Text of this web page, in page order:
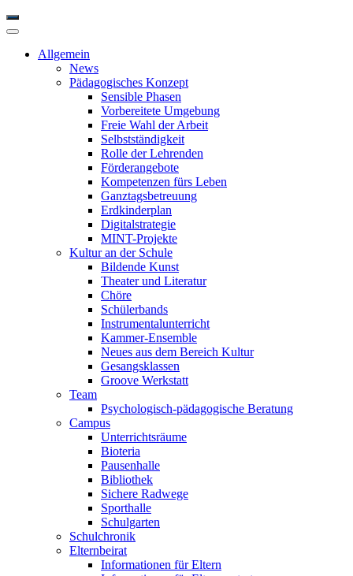
Allgemein
News
Pädagogisches Konzept
Sensible Phasen
Vorbereitete Umgebung
Freie Wahl der Arbeit
Selbstständigkeit
Rolle der Lehrenden
Förderangebote
Kompetenzen fürs Leben
Ganztagsbetreuung
Erdkinderplan
Digitalstrategie
MINT-Projekte
Kultur an der Schule
Bildende Kunst
Theater und Literatur
Chöre
Schülerbands
Instrumentalunterricht
Kammer-Ensemble
Neues aus dem Bereich Kultur
Gesangsklassen
Groove Werkstatt
Team
Psychologisch-pädagogische Beratung
Campus
Unterrichtsräume
Bioteria
Pausenhalle
Bibliothek
Sichere Radwege
Sporthalle
Schulgarten
Schulchronik
Elternbeirat
Informationen für Eltern